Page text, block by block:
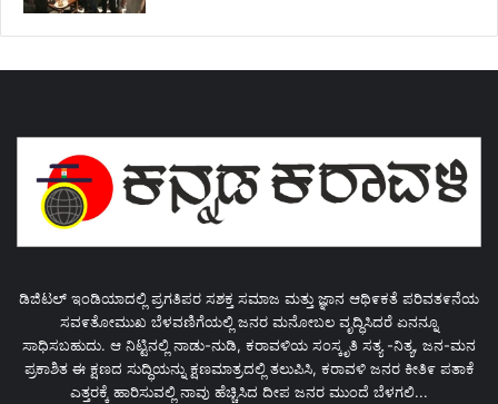
ಡಿಜಿಟಲ್ ಇಂಡಿಯಾದಲ್ಲಿ ಪ್ರಗತಿಪರ ಸಶಕ್ತ ಸಮಾಜ ಮತ್ತು ಜ್ಞಾನ ಆಥಿ೯ಕತೆ ಪರಿವತ೯ನೆಯ
ಸವ೯ತೋಮುಖ ಬೆಳವಣಿಗೆಯಲ್ಲಿ ಜನರ ಮನೋಬಲ ವೃದ್ಧಿಸಿದರೆ ಏನನ್ನೂ
ಸಾಧಿಸಬಹುದು. ಆ ನಿಟ್ಟಿನಲ್ಲಿ ನಾಡು-ನುಡಿ, ಕರಾವಳಿಯ ಸಂಸ್ಕೃತಿ ಸತ್ಯ -ನಿತ್ಯ, ಜನ-ಮನ
ಪ್ರಕಾಶಿತ ಈ ಕ್ಷಣದ ಸುದ್ಧಿಯನ್ನು ಕ್ಷಣಮಾತ್ರದಲ್ಲಿ ತಲುಪಿಸಿ, ಕರಾವಳಿ ಜನರ ಕೀತಿ೯ ಪತಾಕೆ
ಎತ್ತರಕ್ಕೆ ಹಾರಿಸುವಲ್ಲಿ ನಾವು ಹೆಚ್ಚಿಸಿದ ದೀಪ ಜನರ ಮುಂದೆ ಬೆಳಗಲಿ...